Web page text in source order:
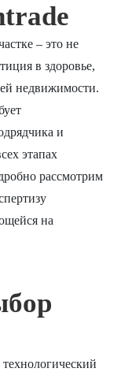
– это не
в здоровье,
недвижимости.
и
этапах
рассмотрим
на